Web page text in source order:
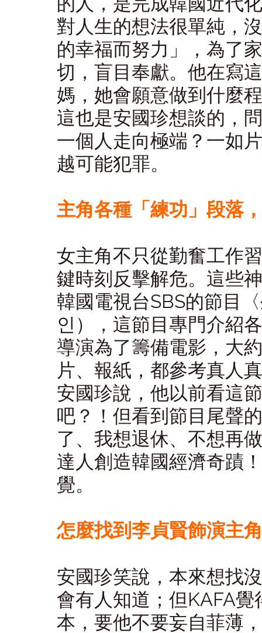
對人生的想法很單純，
的幸福而努力」，為了
切，盲目奉獻。他在寫
媽，她會願意做到什麼
這也是安國珍想談的，
一個人走向極端？一如
越可能犯罪。
主角各種「練功」段落
女主角不只從勤奮工作
鍵時刻反擊解危。這些
韓國電視台SBS的節目
인），這節目專門介紹
導演為了籌備電影，大
片、報紙，都參考真人
安國珍說，他以前看這
吧？！但看到節目尾聲
了、我想退休、不想再
達人創造韓國經濟奇蹟
覺。
怎麼找到李貞賢飾演主
安國珍笑說，本來想找
會有人知道；但KAFA
本，要他不要妄自菲薄